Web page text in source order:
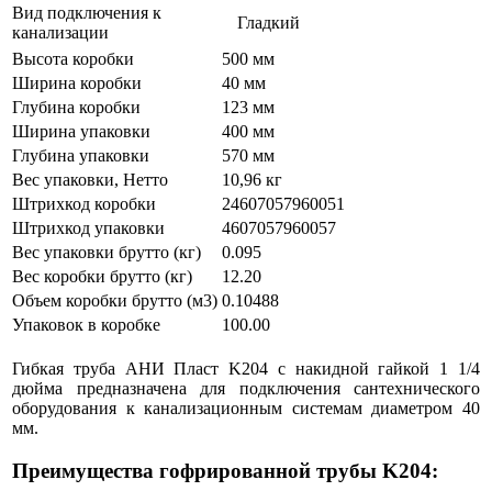
Вид подключения к
канализации
Гладкий
Высота коробки
500 мм
Ширина коробки
40 мм
Глубина коробки
123 мм
Ширина упаковки
400 мм
Глубина упаковки
570 мм
Вес упаковки, Нетто
10,96 кг
Штрихкод коробки
24607057960051
Штрихкод упаковки
4607057960057
Вес упаковки брутто (кг)
0.095
Вес коробки брутто (кг)
12.20
Объем коробки брутто (м3) 0.10488
Упаковок в коробке
100.00
Гибкая труба АНИ Пласт K204 с накидной гайкой 1 1/4
дюйма предназначена для подключения сантехнического
оборудования к канализационным системам диаметром 40
мм.
Преимущества гофрированной трубы K204: